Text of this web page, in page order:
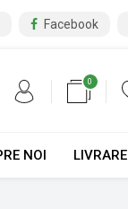
Facebook
0
LIVRARE
NOI